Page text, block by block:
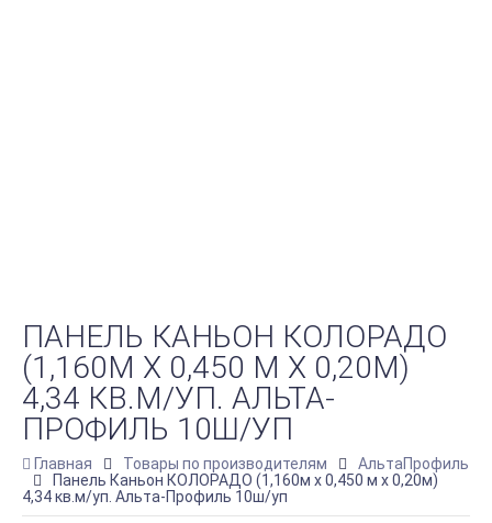
ПАНЕЛЬ КАНЬОН КОЛОРАДО
(1,160М Х 0,450 М Х 0,20М)
4,34 КВ.М/УП. АЛЬТА-
ПРОФИЛЬ 10Ш/УП
Главная Товары по производителям
АльтаПрофиль
Панель Каньон КОЛОРАДО (1,160м х 0,450 м х 0,20м)
4,34 кв.м/уп. Альта-Профиль 10ш/уп